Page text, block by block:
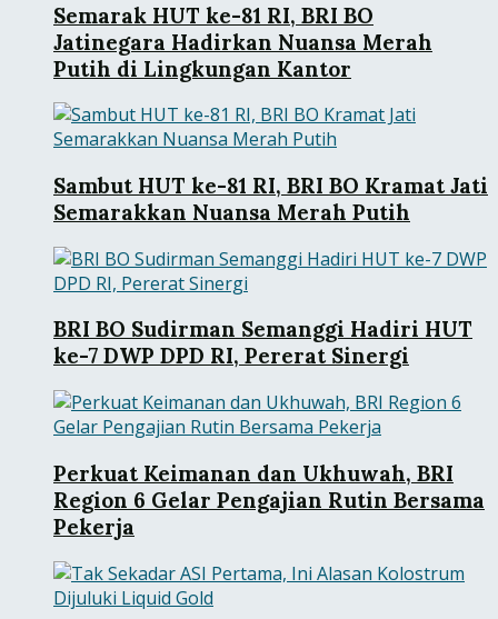
Semarak HUT ke-81 RI, BRI BO
Jatinegara Hadirkan Nuansa Merah
Putih di Lingkungan Kantor
Sambut HUT ke-81 RI, BRI BO Kramat Jati
Semarakkan Nuansa Merah Putih
BRI BO Sudirman Semanggi Hadiri HUT
ke-7 DWP DPD RI, Pererat Sinergi
Perkuat Keimanan dan Ukhuwah, BRI
Region 6 Gelar Pengajian Rutin Bersama
Pekerja